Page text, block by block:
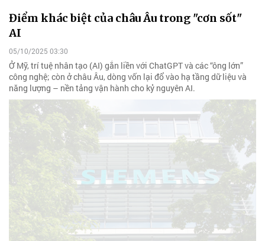
Điểm khác biệt của châu Âu trong "cơn sốt"
AI
05/10/2025 03:30
Ở Mỹ, trí tuệ nhân tạo (AI) gắn liền với ChatGPT và các “ông lớn”
công nghệ; còn ở châu Âu, dòng vốn lại đổ vào hạ tầng dữ liệu và
năng lượng – nền tảng vận hành cho kỷ nguyên AI.